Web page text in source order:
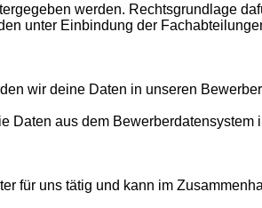
werden. Rechtsgrundlage
unter Einbindung der
wir deine Daten in unseren
aus dem
für uns tätig und kann im